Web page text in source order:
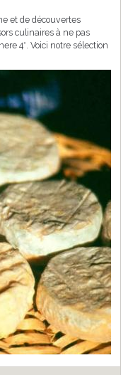
et de découvertes
culinaires à ne pas
4*. Voici notre sélection